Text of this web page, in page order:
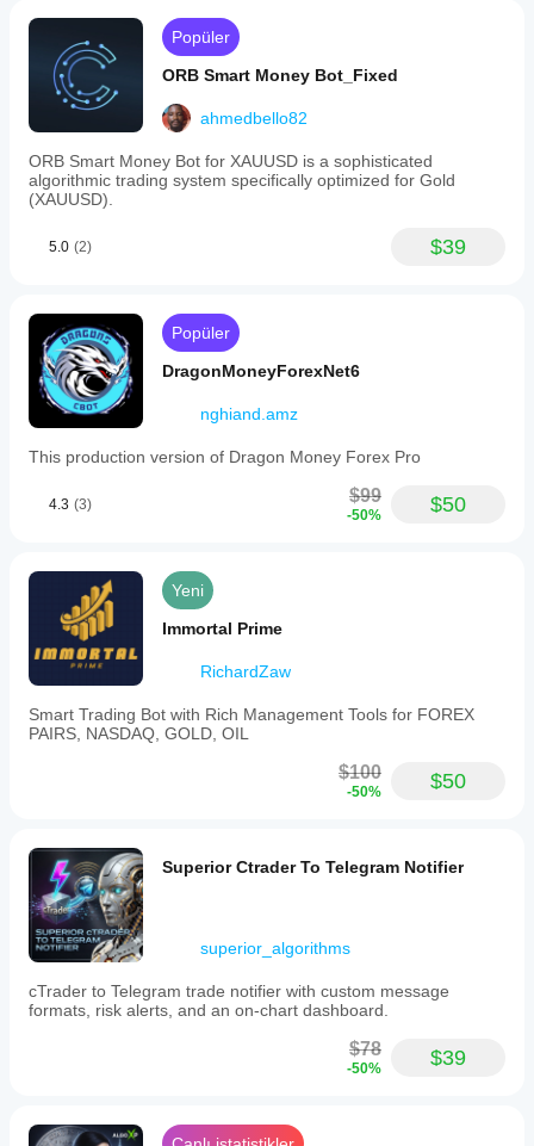
Popüler
ORB Smart Money Bot_Fixed
ahmedbello82
ORB Smart Money Bot for XAUUSD is a sophisticated
algorithmic trading system specifically optimized for Gold
(XAUUSD).
5.0 (2) $39
Popüler
DragonMoneyForexNet6
nghiand.amz
This production version of Dragon Money Forex Pro
4.3 (3) $99
-50% $50
Yeni
Immortal Prime
RichardZaw
Smart Trading Bot with Rich Management Tools for FOREX
PAIRS, NASDAQ, GOLD, OIL
$100
-50% $50
Superior Ctrader To Telegram Notifier
superior_algorithms
cTrader to Telegram trade notifier with custom message
formats, risk alerts, and an on-chart dashboard.
$78
-50% $39